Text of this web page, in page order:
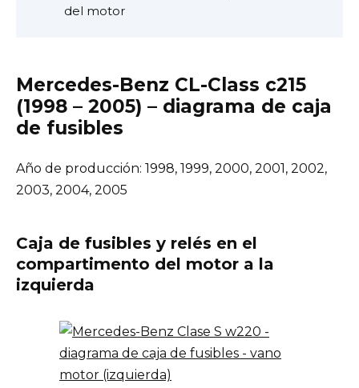
del motor
Mercedes-Benz CL-Class c215
(1998 – 2005) – diagrama de caja
de fusibles
Año de producción: 1998, 1999, 2000, 2001, 2002,
2003, 2004, 2005
Caja de fusibles y relés en el
compartimento del motor a la
izquierda